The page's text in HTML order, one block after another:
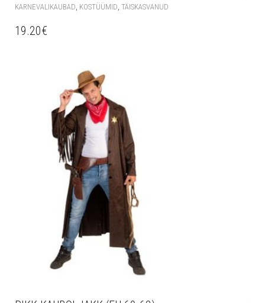
KARNEVALIKAUBAD, KOSTÜÜMID, TÄISKASVANUD
19.20€